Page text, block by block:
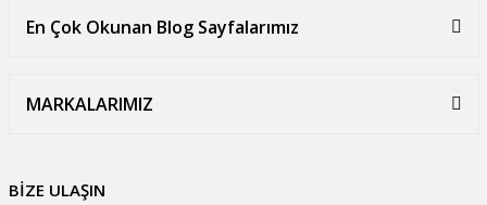
En Çok Okunan Blog Sayfalarımız
MARKALARIMIZ
BİZE ULAŞIN